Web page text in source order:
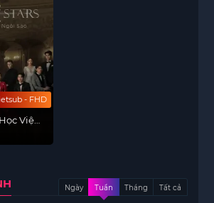
- FHD
Viện
Ngày Tuần Tháng Tất cả